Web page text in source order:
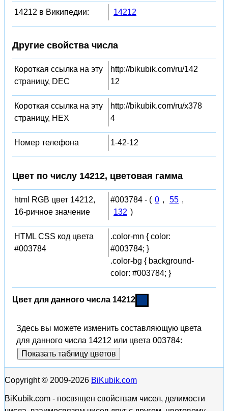
14212 в Википедии: 14212
Другие свойства числа
Короткая ссылка на эту
страницу, DEC
http://bikubik.com/ru/142
12
Короткая ссылка на эту
страницу, HEX
http://bikubik.com/ru/x378
4
Номер телефона 1-42-12
Цвет по числу 14212, цветовая гамма
html RGB цвет 14212,
16-ричное значение
#003784 - ( 0 , 55 ,
132 )
HTML CSS код цвета
#003784
.color-mn { color:
#003784; }
.color-bg { background-
color: #003784; }
Цвет для данного числа 14212
Здесь вы можете изменить составляющую цвета
для данного числа 14212 или цвета 003784:
Показать таблицу цветов
Copyright © 2009-2026 BiKubik.com
BiKubik.com - посвящен свойствам чисел, делимости